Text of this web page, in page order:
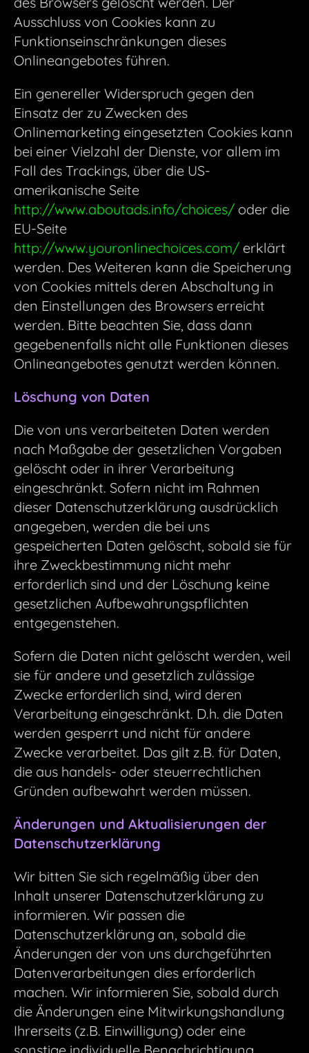
Ausschluss von Cookies kann zu
Funktionseinschränkungen dieses
Onlineangebotes führen.
Ein genereller Widerspruch gegen den
Einsatz der zu Zwecken des
Onlinemarketing eingesetzten Cookies kann
bei einer Vielzahl der Dienste, vor allem im
Fall des Trackings, über die US-
amerikanische Seite
http://www.aboutads.info/choices/ oder die
EU-Seite
http://www.youronlinechoices.com/ erklärt
werden. Des Weiteren kann die Speicherung
von Cookies mittels deren Abschaltung in
den Einstellungen des Browsers erreicht
werden. Bitte beachten Sie, dass dann
gegebenenfalls nicht alle Funktionen dieses
Onlineangebotes genutzt werden können.
Löschung von Daten
Die von uns verarbeiteten Daten werden
nach Maßgabe der gesetzlichen Vorgaben
gelöscht oder in ihrer Verarbeitung
eingeschränkt. Sofern nicht im Rahmen
dieser Datenschutzerklärung ausdrücklich
angegeben, werden die bei uns
gespeicherten Daten gelöscht, sobald sie für
ihre Zweckbestimmung nicht mehr
erforderlich sind und der Löschung keine
gesetzlichen Aufbewahrungspflichten
entgegenstehen.
Sofern die Daten nicht gelöscht werden, weil
sie für andere und gesetzlich zulässige
Zwecke erforderlich sind, wird deren
Verarbeitung eingeschränkt. D.h. die Daten
werden gesperrt und nicht für andere
Zwecke verarbeitet. Das gilt z.B. für Daten,
die aus handels- oder steuerrechtlichen
Gründen aufbewahrt werden müssen.
Änderungen und Aktualisierungen der
Datenschutzerklärung
Wir bitten Sie sich regelmäßig über den
Inhalt unserer Datenschutzerklärung zu
informieren. Wir passen die
Datenschutzerklärung an, sobald die
Änderungen der von uns durchgeführten
Datenverarbeitungen dies erforderlich
machen. Wir informieren Sie, sobald durch
die Änderungen eine Mitwirkungshandlung
Ihrerseits (z.B. Einwilligung) oder eine